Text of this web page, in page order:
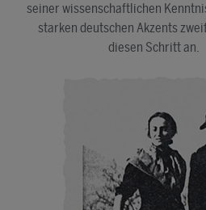
seiner wissenschaftlichen
starken deutschen Akzents
diesen Schritt an.